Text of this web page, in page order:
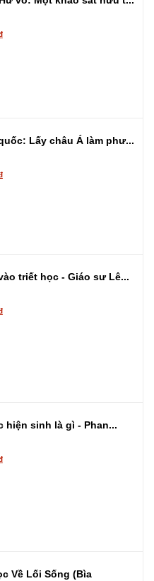
Lấy châu Á làm phư...
triết học - Giáo sư Lê...
hiện sinh là gì - Phan...
Về Lối Sống (Bìa